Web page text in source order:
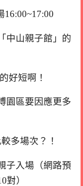
16:00~17:00
中山親子館」的
好短啊！
園區要因應更多
多場次？！
子入場（網路預
對）